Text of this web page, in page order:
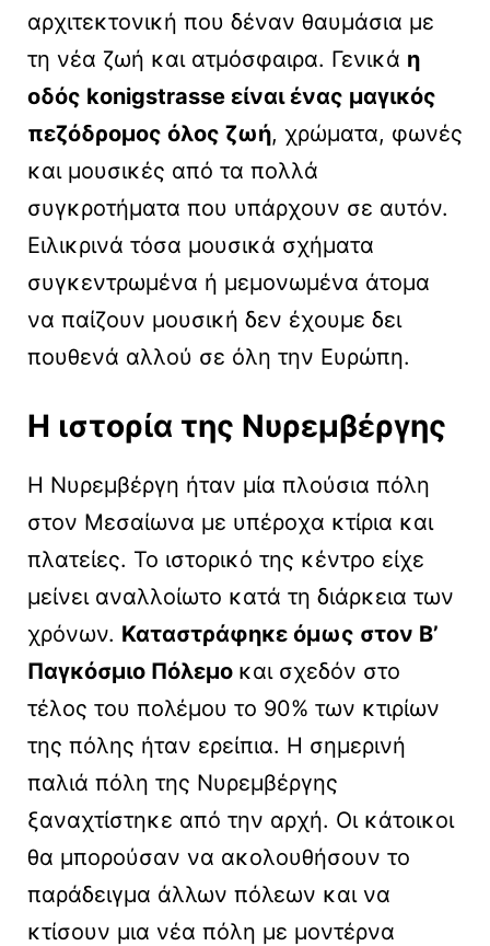
αρχιτεκτονική που δέναν θαυμάσια με
τη νέα ζωή και ατμόσφαιρα. Γενικά η
οδός konigstrasse είναι ένας μαγικός
πεζόδρομος όλος ζωή, χρώματα, φωνές
και μουσικές από τα πολλά
συγκροτήματα που υπάρχουν σε αυτόν.
Ειλικρινά τόσα μουσικά σχήματα
συγκεντρωμένα ή μεμονωμένα άτομα
να παίζουν μουσική δεν έχουμε δει
πουθενά αλλού σε όλη την Ευρώπη.
Η ιστορία της Νυρεμβέργης
Η Νυρεμβέργη ήταν μία πλούσια πόλη
στον Μεσαίωνα με υπέροχα κτίρια και
πλατείες. Το ιστορικό της κέντρο είχε
μείνει αναλλοίωτο κατά τη διάρκεια των
χρόνων. Καταστράφηκε όμως στον Β’
Παγκόσμιο Πόλεμο και σχεδόν στο
τέλος του πολέμου το 90% των κτιρίων
της πόλης ήταν ερείπια. Η σημερινή
παλιά πόλη της Νυρεμβέργης
ξαναχτίστηκε από την αρχή. Οι κάτοικοι
θα μπορούσαν να ακολουθήσουν το
παράδειγμα άλλων πόλεων και να
κτίσουν μια νέα πόλη με μοντέρνα